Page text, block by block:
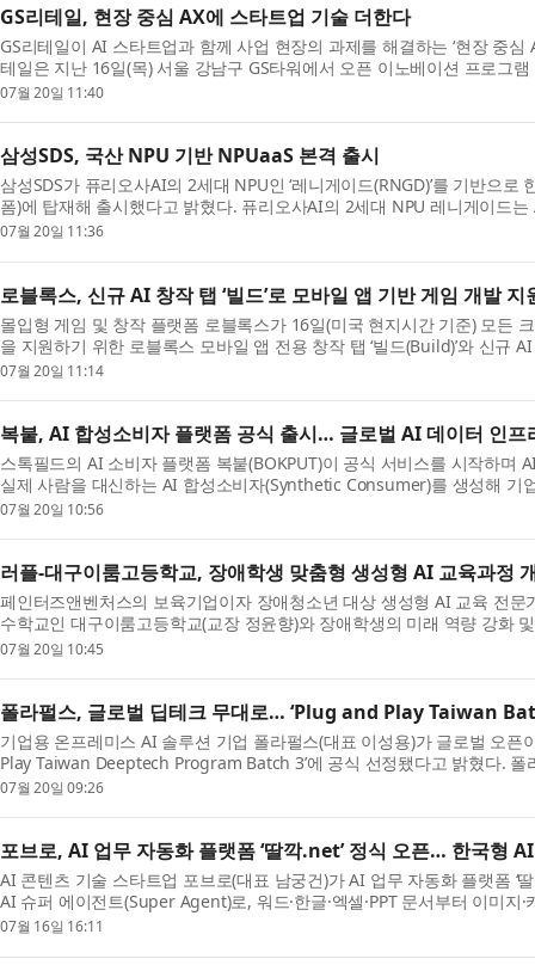
GS리테일, 현장 중심 AX에 스타트업 기술 더한다
GS리테일이 AI 스타트업과 함께 사업 현장의 과제를 해결하는 ‘현장 중
테일은 지난 16일(목) 서울 강남구 GS타워에서 오픈 이노베이션 프로그램
07월 20일 11:40
삼성SDS, 국산 NPU 기반 NPUaaS 본격 출시
삼성SDS가 퓨리오사AI의 2세대 NPU인 ‘레니게이드(RNGD)’를 기반으
폼)에 탑재해 출시했다고 밝혔다. 퓨리오사AI의 2세대 NPU 레니게이드
제 서비스...
07월 20일 11:36
로블록스, 신규 AI 창작 탭 ‘빌드’로 모바일 앱 기반 게임 개발 지
몰입형 게임 및 창작 플랫폼 로블록스가 16일(미국 현지시간 기준) 모든
을 지원하기 위한 로블록스 모바일 앱 전용 창작 탭 ‘빌드(Build)’와 신규
...
07월 20일 11:14
복붙, AI 합성소비자 플랫폼 공식 출시… 글로벌 AI 데이터 인프
스톡필드의 AI 소비자 플랫폼 복붙(BOKPUT)이 공식 서비스를 시작하며
실제 사람을 대신하는 AI 합성소비자(Synthetic Consumer)를 생성해 기
그룹...
07월 20일 10:56
러플-대구이룸고등학교, 장애학생 맞춤형 생성형 AI 교육과정
페인터즈앤벤처스의 보육기업이자 장애청소년 대상 생성형 AI 교육 전
수학교인 대구이룸고등학교(교장 정윤향)와 장애학생의 미래 역량 강화
혔다. ...
07월 20일 10:45
폴라펄스, 글로벌 딥테크 무대로… ‘Plug and Play Taiwan
기업용 온프레미스 AI 솔루션 기업 폴라펄스(대표 이성용)가 글로벌 오
Play Taiwan Deeptech Program Batch 3’에 공식 선정됐다고 밝혔다.
Select...
07월 20일 09:26
포브로, AI 업무 자동화 플랫폼 ‘딸깍.net’ 정식 오픈… 한국형
AI 콘텐츠 기술 스타트업 포브로(대표 남궁건)가 AI 업무 자동화 플랫폼 ‘
AI 슈퍼 에이전트(Super Agent)로, 워드·한글·엑셀·PPT 문서부터 이미지
...
07월 16일 16:11